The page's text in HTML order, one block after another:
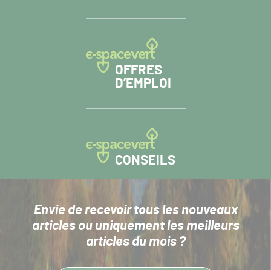
OFFRES
D’EMPLOI
CONSEILS
Envie de recevoir tous les nouveaux
articlesou uniquement les meilleurs
articles du mois ?